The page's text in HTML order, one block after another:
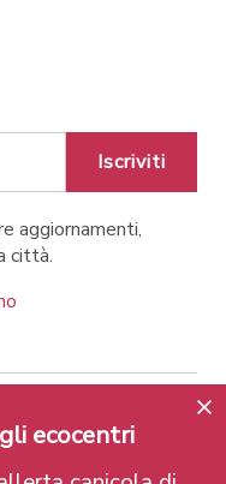
Iscriviti
aggiornamenti,
città.
Privacy Policy
ecocentri